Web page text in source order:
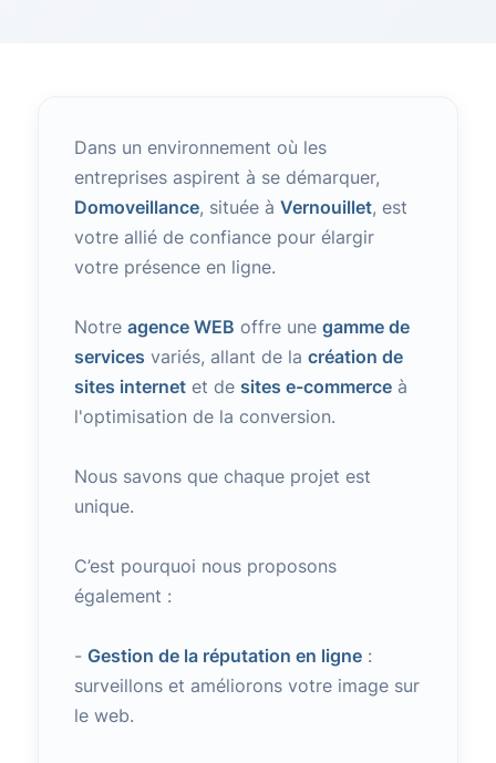
Dans un environnement où les
entreprises aspirent à se démarquer,
Domoveillance, située à Vernouillet, est
votre allié de confiance pour élargir
votre présence en ligne.
Notre agence WEB offre une gamme de
services variés, allant de la création de
sites internetet de sites e-commerceà
l'optimisation de la conversion.
Nous savons que chaque projet est
unique.
C’est pourquoi nous proposons
également :
- Gestion de la réputation en ligne:
surveillons et améliorons votre image sur
le web.